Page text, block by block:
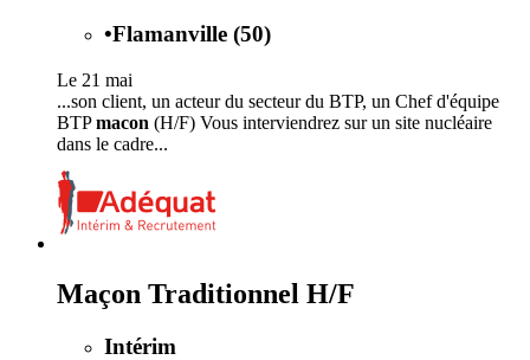
•Flamanville (50)
Le 21 mai
...son client, un acteur du secteur du BTP, un Chef d'équipe
BTPmacon (H/F) Vous interviendrez sur un site nucléaire
dans le cadre...
Maçon Traditionnel H/F
Intérim